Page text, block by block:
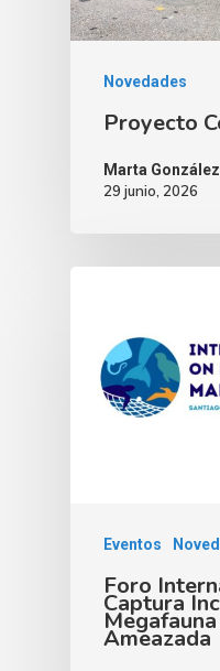
Novedades
Proyecto
Marta González
29 junio, 2026
Eventos
Foro
Captura
Ameazada